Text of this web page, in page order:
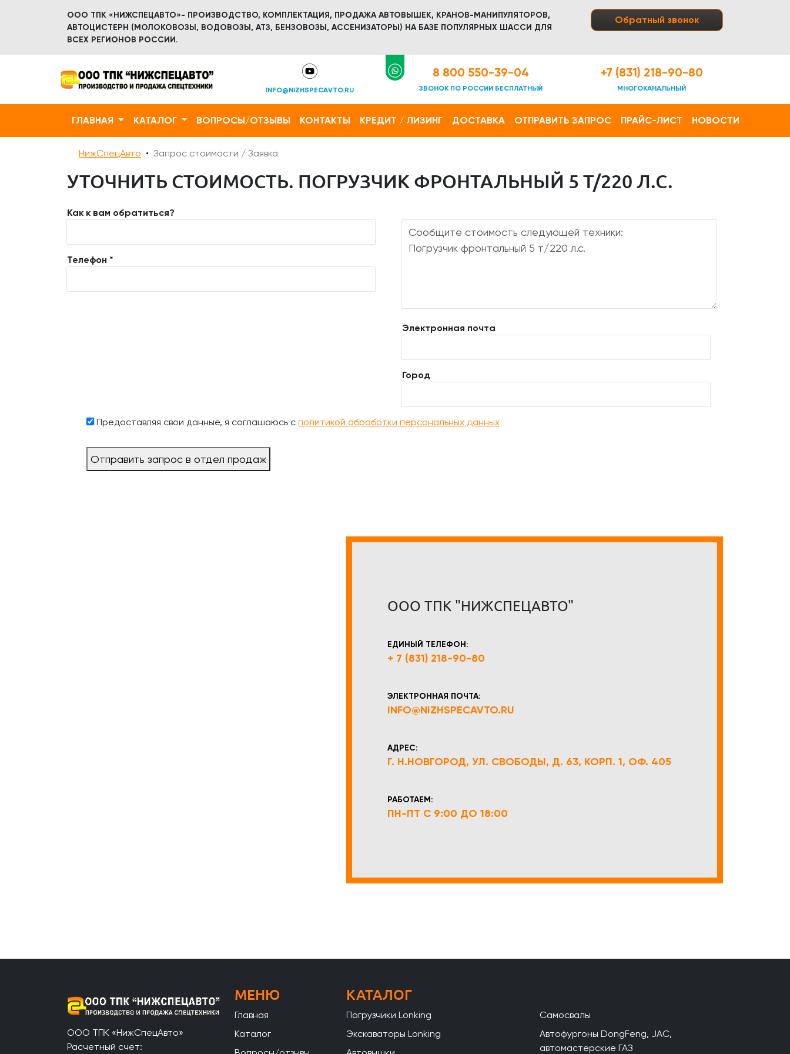
ООО ТПК «НИЖСПЕЦАВТО»- ПРОИЗВОДСТВО, КОМПЛЕКТАЦИЯ, ПРОДАЖА АВТОВЫШЕК, КРАНОВ-МАНИПУЛЯТОРОВ,
АВТОЦИСТЕРН (МОЛОКОВОЗЫ, ВОДОВОЗЫ, АТЗ, БЕНЗОВОЗЫ, АССЕНИЗАТОРЫ) НА БАЗЕ ПОПУЛЯРНЫХ ШАССИ ДЛЯ
ВСЕХ РЕГИОНОВ РОССИИ.
Обратный звонок
INFO@NIZHSPECAVTO.RU
8 800 550-39-04
ЗВОНОК ПО РОССИИ БЕСПЛАТНЫЙ
+7 (831) 218-90-80
МНОГОКАНАЛЬНЫЙ
ГЛАВНАЯ КАТАЛОГ ВОПРОСЫ/ОТЗЫВЫ КОНТАКТЫ КРЕДИТ / ЛИЗИНГ ДОСТАВКА ОТПРАВИТЬ ЗАПРОС ПРАЙС-ЛИСТ НОВОСТИ
НижСпецАвто Запрос стоимости / Заявка
УТОЧНИТЬ СТОИМОСТЬ. ПОГРУЗЧИК ФРОНТАЛЬНЫЙ 5 Т/220 Л.С.
Как к вам обратиться?
Телефон *
Электронная почта
Город
Предоставляя свои данные, я соглашаюсь сполитикой обработки персональных данных
Отправить запрос в отдел продаж
ООО ТПК "НИЖСПЕЦАВТО"
ЕДИНЫЙ ТЕЛЕФОН:
+ 7 (831) 218-90-80
ЭЛЕКТРОННАЯ ПОЧТА:
INFO@NIZHSPECAVTO.RU
АДРЕС:
Г. Н.НОВГОРОД, УЛ. СВОБОДЫ, Д. 63, КОРП. 1, ОФ. 405
РАБОТАЕМ:
ПН-ПТ С 9:00 ДО 18:00
ООО ТПК «НижСпецАвто»
Расчетный счет:
МЕНЮ
Главная
Каталог
КАТАЛОГ
Погрузчики Lonking
Экскаваторы Lonking
Самосвалы
Автофургоны DongFeng, JAC,
автомастерские ГАЗ